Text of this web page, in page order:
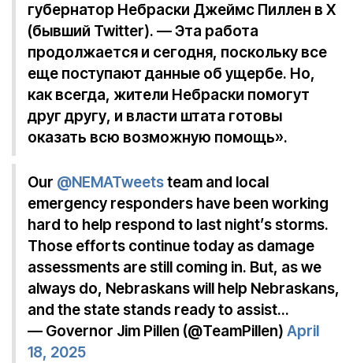
губернатор Небраски Джеймс Пиллен в X
(бывший Twitter). — Эта работа
продолжается и сегодня, поскольку все
еще поступают данные об ущербе. Но,
как всегда, жители Небраски помогут
друг другу, и власти штата готовы
оказать всю возможную помощь».
Our @NEMATweetsteam and local
emergency responders have been working
hard to help respond to last night’s storms.
Those efforts continue today as damage
assessments are still coming in. But, as we
always do, Nebraskans will help Nebraskans,
and the state stands ready to assist…
— Governor Jim Pillen (@TeamPillen) April
18, 2025